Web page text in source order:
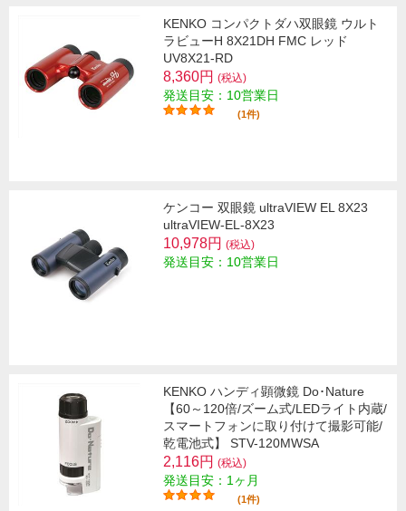
KENKO コンパクトダハ双眼鏡 ウルト
ラビューH 8X21DH FMC レッド
UV8X21-RD
8,360円 (税込)
発送目安：10営業日
(1件)
ケンコー 双眼鏡 ultraVIEW EL 8X23
ultraVIEW-EL-8X23
10,978円 (税込)
発送目安：10営業日
KENKO ハンディ顕微鏡 Do･Nature
【60～120倍/ズーム式/LEDライト内蔵/
スマートフォンに取り付けて撮影可能/
乾電池式】 STV-120MWSA
2,116円 (税込)
発送目安：1ヶ月
(1件)